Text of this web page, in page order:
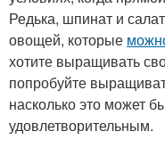
Редька, шпинат и
овощей, которые
хотите выращивать
попробуйте
насколько это может
удовлетворительным.